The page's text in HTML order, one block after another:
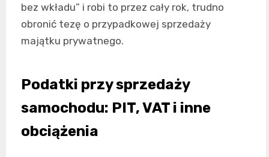
bez wkładu” i robi to przez cały rok, trudno
obronić tezę o przypadkowej sprzedaży
majątku prywatnego.
Podatki przy sprzedaży
samochodu: PIT, VAT i inne
obciążenia